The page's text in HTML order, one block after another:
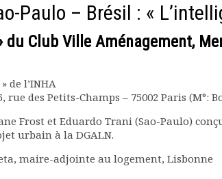
Paulo – Brésil : «
» du Club Ville Aménagement,
de l’INHA
des Petits-Champs – 75002 Paris (M°:
Frost et Eduardo Trani (Sao-Paulo)
urbain à la DGALN.
maire-adjointe au logement, Lisbonne